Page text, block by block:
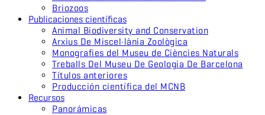
Briozoos
Publicaciones científicas
Animal Biodiversity and Conservation
Arxius De Miscel·lània Zoològica
Monografies del Museu de Ciències Naturals
Treballs Del Museu De Geologia De Barcelona
Títulos anteriores
Producción científica del MCNB
Recursos
Panorámicas